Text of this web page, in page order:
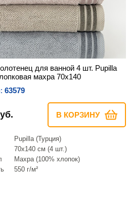
для ванной 4 шт. Pupilla
махра 70х140
63579
В КОРЗИНУ
Pupilla (Турция)
70х140 см (4 шт.)
Махра (100% хлопок)
550 г/м²